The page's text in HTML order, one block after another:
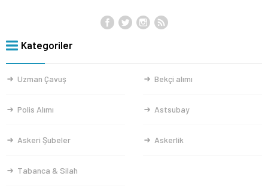
Kategoriler
Uzman Çavuş Bekçi alımı
Polis Alımı Astsubay
Askeri Şubeler Askerlik
Tabanca & Silah